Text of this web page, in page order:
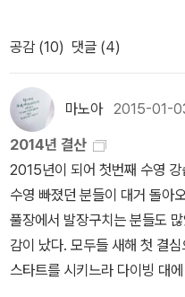
는 이 작품을 보다가 저 작품
꺼운 그림책입니다. 이 책에서
니까 권력을 가진 사람들의 목
지 않는 소박하고 힘이 없는 개
있습니다. 책의 한 부분을 제가 읽어드리
전과 신문으로만 소식을 듣는
픈 마음에 깊이 젖어들지 못했
죽었다는군. -시장 한가운데다
죄 없는 사람들까지 다 죽게 하
아 부어야 해. (중략) 어느 날
붙어 있으니병이 안 나고 학
비타민 c 1000 mg 으로 버티
아이 미술영재원 교육 때문에
안 됐다.이 좋은 날씨에 꽃구경
목련, 개나리로 만족해야 할 듯
잠을 자야 몸이 풀리는데큰 애
흑흑흑 이런 실정이니 책을 제
서시간에 집중하여 읽는 게 겨
학교 도서실에 갔다가 <문제
쓴 아주 두꺼운 그림책이 있어
만 감히(?) 찍지는 않았다. 사
찍는 행위 같아서였다. 함께 간
가의 이력을 대충 설명해주며
에 그림이 박히기 시작했다. 잠
게 그림을 사라고 종용내지는
직접 그림을 사는 건 아니고 큐
의 말에 따라 친구B가 담당 큐
대앞에서 생선구이 식당을 하
림을 마음으로 점찍고 있었는
지들이라 이런 과정들이 너무
일단 전화나 해보자고 친구C
공감 (10) 댓글 (4)
마노아2015-01-
2014년 결산
2015년이 되어 첫번째 수영
수영 빠졌던 분들이 대거 돌아
풀장에서 발장구치는 분들도
감이 났다. 모두들 새해 첫 결
스타트를 시키느라 다이빙 대